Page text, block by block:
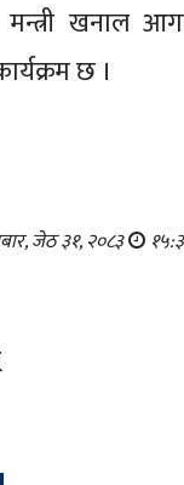
खनाल
छ ।
जेठ ३१, २०८३